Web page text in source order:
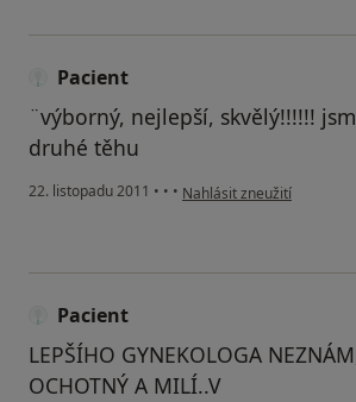
Pacient
¨výborný, nejlepší, skvělý!!!!!!
druhé těhu
22. listopadu 2011 • • • podle názoru uživatele
Nahlásit zneužití
Pacient
LEPŠÍHO GYNEKOLOGA
OCHOTNÝ A MILÍ..V